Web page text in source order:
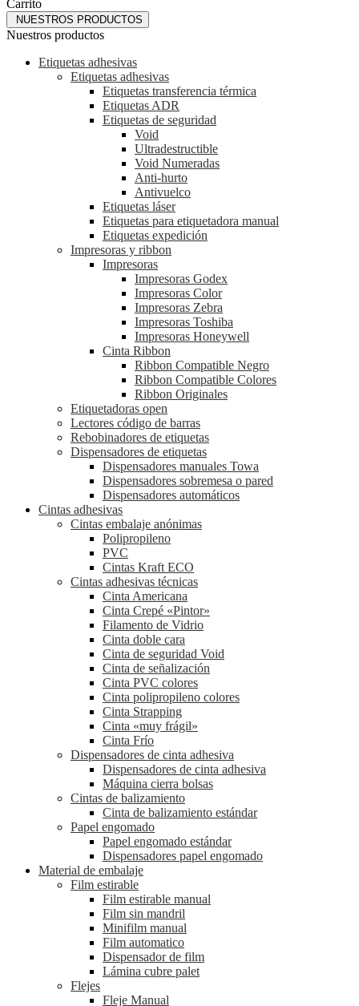
Carrito
NUESTROS PRODUCTOS
Nuestros productos
Etiquetas adhesivas
Etiquetas adhesivas
Etiquetas transferencia térmica
Etiquetas ADR
Etiquetas de seguridad
Void
Ultradestructible
Void Numeradas
Anti-hurto
Antivuelco
Etiquetas láser
Etiquetas para etiquetadora manual
Etiquetas expedición
Impresoras y ribbon
Impresoras
Impresoras Godex
Impresoras Color
Impresoras Zebra
Impresoras Toshiba
Impresoras Honeywell
Cinta Ribbon
Ribbon Compatible Negro
Ribbon Compatible Colores
Ribbon Originales
Etiquetadoras open
Lectores código de barras
Rebobinadores de etiquetas
Dispensadores de etiquetas
Dispensadores manuales Towa
Dispensadores sobremesa o pared
Dispensadores automáticos
Cintas adhesivas
Cintas embalaje anónimas
Polipropileno
PVC
Cintas Kraft ECO
Cintas adhesivas técnicas
Cinta Americana
Cinta Crepé «Pintor»
Filamento de Vidrio
Cinta doble cara
Cinta de seguridad Void
Cinta de señalización
Cinta PVC colores
Cinta polipropileno colores
Cinta Strapping
Cinta «muy frágil»
Cinta Frío
Dispensadores de cinta adhesiva
Dispensadores de cinta adhesiva
Máquina cierra bolsas
Cintas de balizamiento
Cinta de balizamiento estándar
Papel engomado
Papel engomado estándar
Dispensadores papel engomado
Material de embalaje
Film estirable
Film estirable manual
Film sin mandril
Minifilm manual
Film automatico
Dispensador de film
Lámina cubre palet
Flejes
Fleje Manual